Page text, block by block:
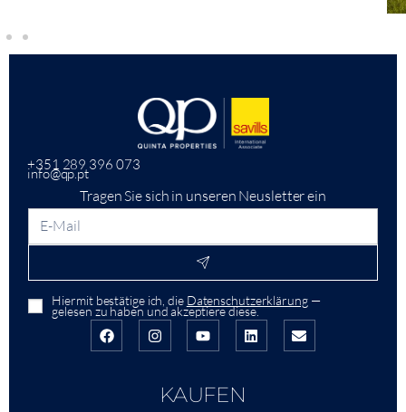
+351 289 396 073
info@qp.pt
Tragen Sie sich in unseren Neusletter ein
Hiermit bestätige ich, die Datenschutzerklärung—
gelesen zu haben und akzeptiere diese.
KAUFEN